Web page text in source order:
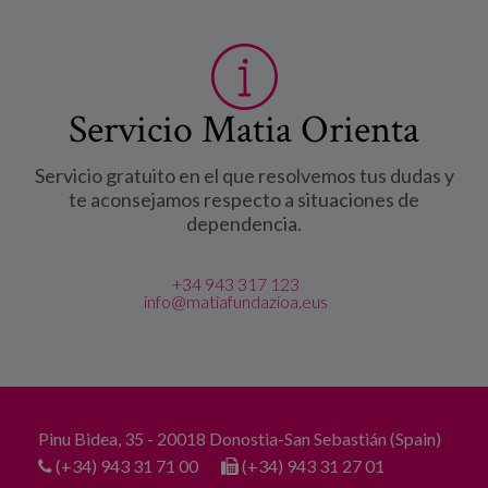
Servicio Matia Orienta
Servicio gratuito en el que resolvemos tus dudas y
te aconsejamos respecto a situaciones de
dependencia.
+34 943 317 123
info@matiafundazioa.eus
Pinu Bidea, 35 - 20018 Donostia-San Sebastián (Spain)
(+34) 943 31 71 00
(+34) 943 31 27 01